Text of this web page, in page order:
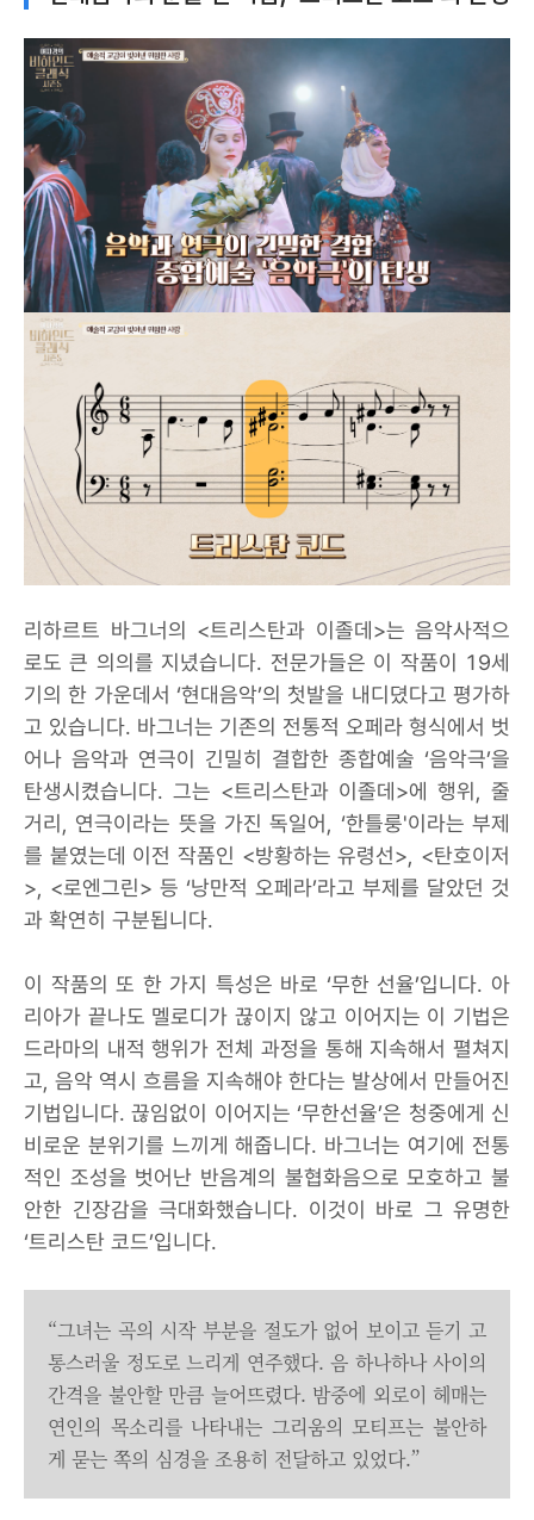
리하르트 바그너의 <트리스탄과 이졸데>는 음악사적으
로도 큰 의의를 지녔습니다. 전문가들은 이 작품이 19세
기의 한 가운데서 ‘현대음악’의 첫발을 내디뎠다고 평가하
고 있습니다. 바그너는 기존의 전통적 오페라 형식에서 벗
어나 음악과 연극이 긴밀히 결합한 종합예술 ‘음악극’을
탄생시켰습니다. 그는 <트리스탄과 이졸데>에 행위, 줄
거리, 연극이라는 뜻을 가진 독일어, ‘한틀룽'이라는 부제
를 붙였는데 이전 작품인 <방황하는 유령선>, <탄호이저
>, <로엔그린> 등 ‘낭만적 오페라’라고 부제를 달았던 것
과 확연히 구분됩니다.
이 작품의 또 한 가지 특성은 바로 ‘무한 선율’입니다. 아
리아가 끝나도 멜로디가 끊이지 않고 이어지는 이 기법은
드라마의 내적 행위가 전체 과정을 통해 지속해서 펼쳐지
고, 음악 역시 흐름을 지속해야 한다는 발상에서 만들어진
기법입니다. 끊임없이 이어지는 ‘무한선율’은 청중에게 신
비로운 분위기를 느끼게 해줍니다. 바그너는 여기에 전통
적인 조성을 벗어난 반음계의 불협화음으로 모호하고 불
안한 긴장감을 극대화했습니다. 이것이 바로 그 유명한
‘트리스탄 코드’입니다.
“그녀는 곡의 시작 부분을 절도가 없어 보이고 듣기 고
통스러울 정도로 느리게 연주했다. 음 하나하나 사이의
간격을 불안할 만큼 늘어뜨렸다. 밤중에 외로이 헤매는
연인의 목소리를 나타내는 그리움의 모티프는 불안하
게 묻는 쪽의 심경을 조용히 전달하고 있었다.”